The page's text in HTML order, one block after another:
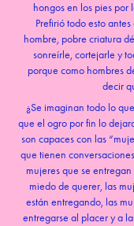
hongos en los pies
Prefirió todo esto
hombre, pobre criatura
sonreírle, cortejarle y
porque como hombres
decir
¿Se imaginan todo lo
que el ogro por fin lo
son capaces con las
que tienen
mujeres que se
miedo de querer, las
están entregando, las
entregarse al placer y a